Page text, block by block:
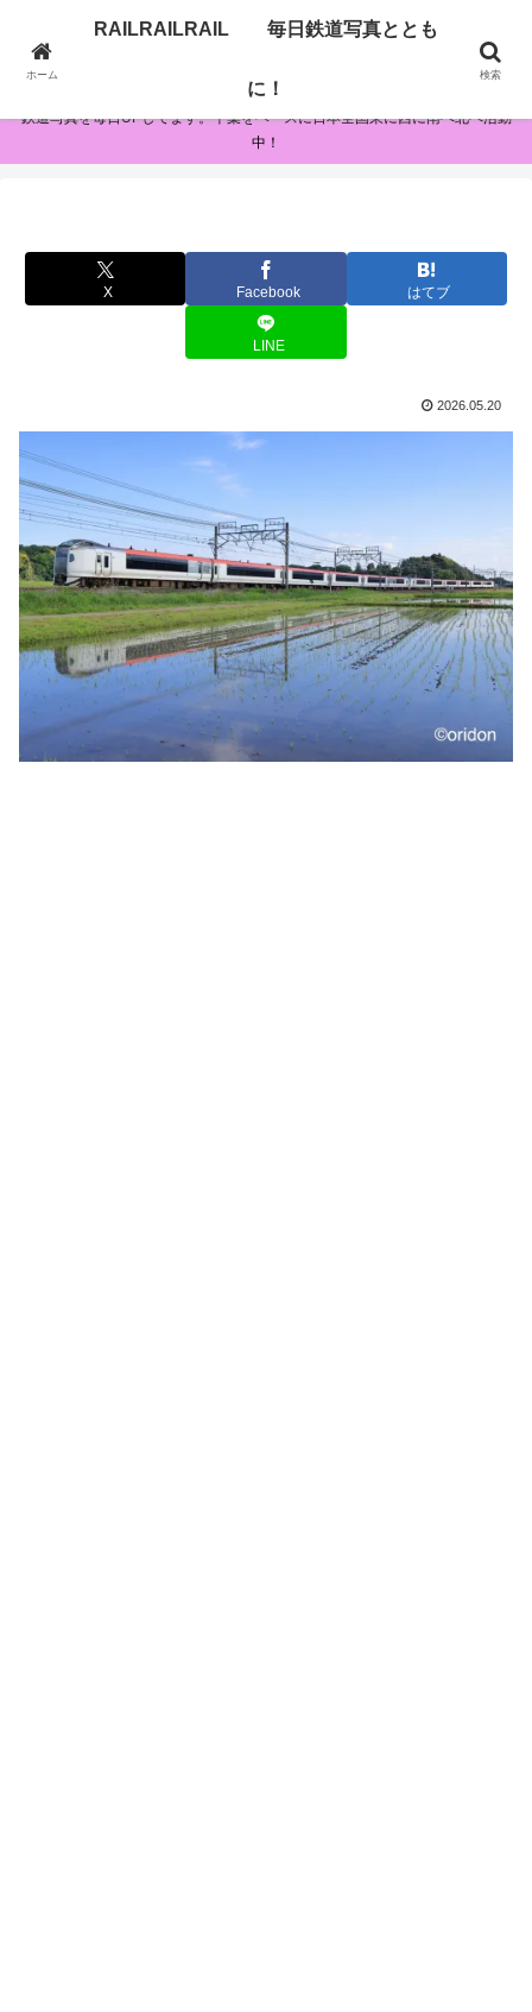
RAILRAILRAIL 毎日鉄道写真とともに！
鉄道写真を毎日UPしてます。千葉をベースに日本全国東に西に南へ北へ活動
中！
X Facebook はてブ
LINE
2026.05.20
ホーム
RAILRAILRAIL 毎日鉄道写真ととも
に！
検索